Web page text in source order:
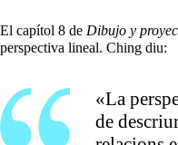
El capítol 8 de Dibujo y
perspectiva lineal. Ching diu:
«La
de